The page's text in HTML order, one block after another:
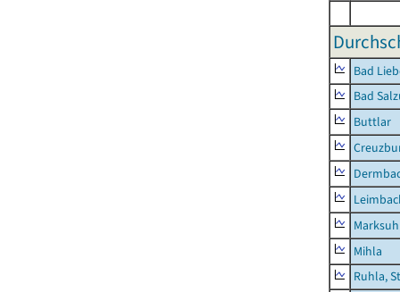
Bad
Bad
Buttlar
Mihla
Ruhla,